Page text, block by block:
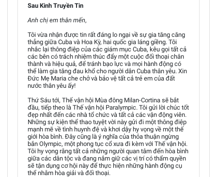
Sau Kinh Truyền Tin
Anh chị em thân mến,
Tôi vừa nhận được tin rất đáng lo ngại về sự gia tăng căng
thẳng giữa Cuba và Hoa Kỳ, hai quốc gia láng giềng. Tôi
nhắc lại thông điệp của các giám mục Cuba, kêu gọi tất cả
các bên có trách nhiệm thúc đẩy một cuộc đối thoại chân
thành và hiệu quả, để tránh bạo lực và mọi hành động có
thể làm gia tăng đau khổ cho người dân Cuba thân yêu. Xin
Đức Mẹ Maria che chở và bảo vệ tất cả trẻ em của đất
nước thân yêu ấy!
Thứ Sáu tới, Thế vận hội Mùa đông Milan-Cortina sẽ bắt
đầu, tiếp theo là Thế vận hội Paralympic. Tôi gửi lời chúc tốt
đẹp nhất đến các nhà tổ chức và tất cả các vận động viên.
Những sự kiện thể thao tuyệt vời này gửi đi một thông điệp
mạnh mẽ về tình huynh đệ và khơi dậy hy vọng về một thế
giới hòa bình. Đây cũng là ý nghĩa của thỏa thuận ngừng
bắn Olympic, một phong tục cổ xưa đi kèm với Thế vận hội.
Tôi hy vọng rằng tất cả những người quan tâm đến hòa bình
giữa các dân tộc và đang nắm giữ các vị trí có thẩm quyền
sẽ tận dụng cơ hội này để thực hiện những hành động cụ
thể nhằm hòa giải và đối thoại.